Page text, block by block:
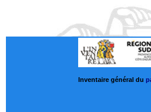
Inventaire général du